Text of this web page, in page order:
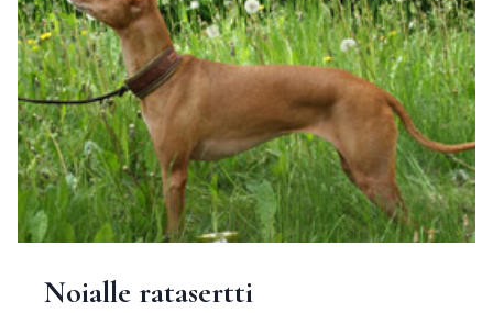
Noialle ratasertti